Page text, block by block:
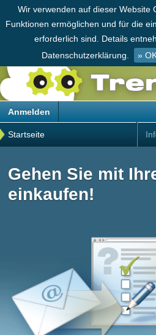
Wir verwenden auf dieser Website
Funktionen ermöglichen und für die
erforderlich sind. Details
Datenschutzerklärung.
»
Anmelden
Startseite
Gehen Sie mit
einkaufen!